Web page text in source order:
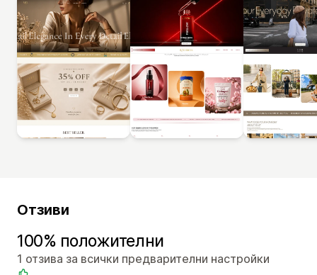
Отзиви
100% положителни
1 отзива за всички предварителни настройки